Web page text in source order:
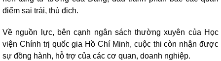
điểm sai trái, thù địch.
Về nguồn lực, bên cạnh ngân sách thường xuyên của Học
viện Chính trị quốc gia Hồ Chí Minh, cuộc thi còn nhận được
sự đồng hành, hỗ trợ của các cơ quan, doanh nghiệp.